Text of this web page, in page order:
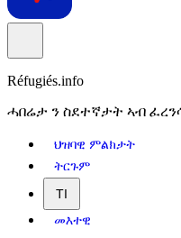
Réfugiés.info
ሓበሬታ ን ስደተኛታት ኣብ
ህዝባዊ ምልክታት
ትርጉም
TI
መእተዊ